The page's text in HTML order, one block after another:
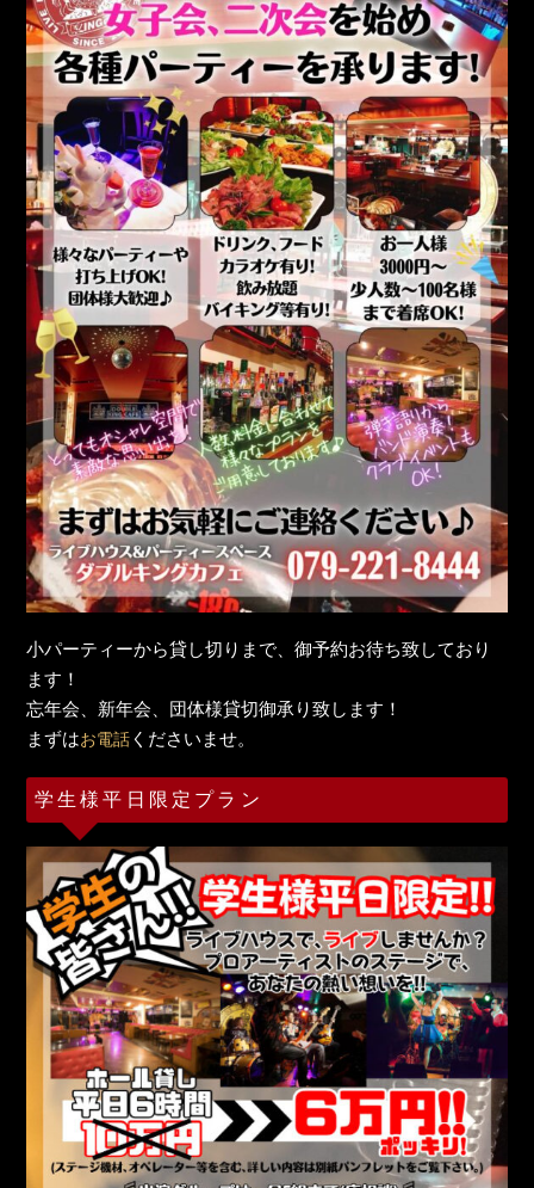
小パーティーから貸し切りまで、御予約お待ち致しており
ます！
忘年会、新年会、団体様貸切御承り致します！
まずはお電話 くださいませ。
学生様平日限定プラン